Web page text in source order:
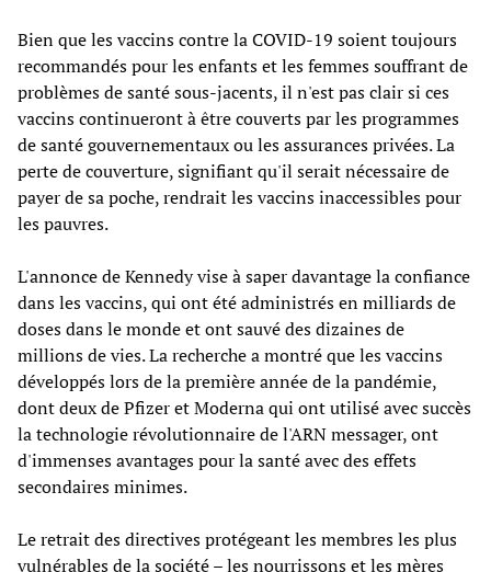
Bien que les vaccins contre la COVID-19 soient toujours
recommandés pour les enfants et les femmes souffrant de
problèmes de santé sous-jacents, il n'est pas clair si ces
vaccins continueront à être couverts par les programmes
de santé gouvernementaux ou les assurances privées. La
perte de couverture, signifiant qu'il serait nécessaire de
payer de sa poche, rendrait les vaccins inaccessibles pour
les pauvres.
L'annonce de Kennedy vise à saper davantage la confiance
dans les vaccins, qui ont été administrés en milliards de
doses dans le monde et ont sauvé des dizaines de
millions de vies. La recherche a montré que les vaccins
développés lors de la première année de la pandémie,
dont deux de Pfizer et Moderna qui ont utilisé avec succès
la technologie révolutionnaire de l'ARN messager, ont
d'immenses avantages pour la santé avec des effets
secondaires minimes.
Le retrait des directives protégeant les membres les plus
vulnérables de la société – les nourrissons et les mères